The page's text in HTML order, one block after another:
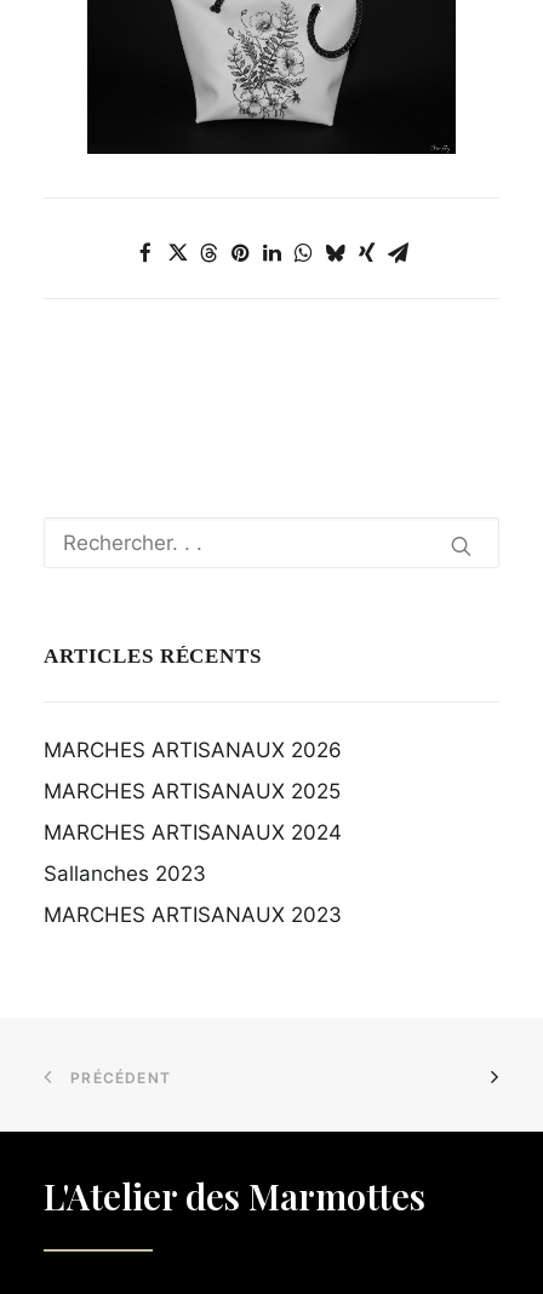
ARTICLES RÉCENTS
MARCHES ARTISANAUX 2026
MARCHES ARTISANAUX 2025
MARCHES ARTISANAUX 2024
Sallanches 2023
MARCHES ARTISANAUX 2023
PRÉCÉDENT
L'Atelier des Marmottes